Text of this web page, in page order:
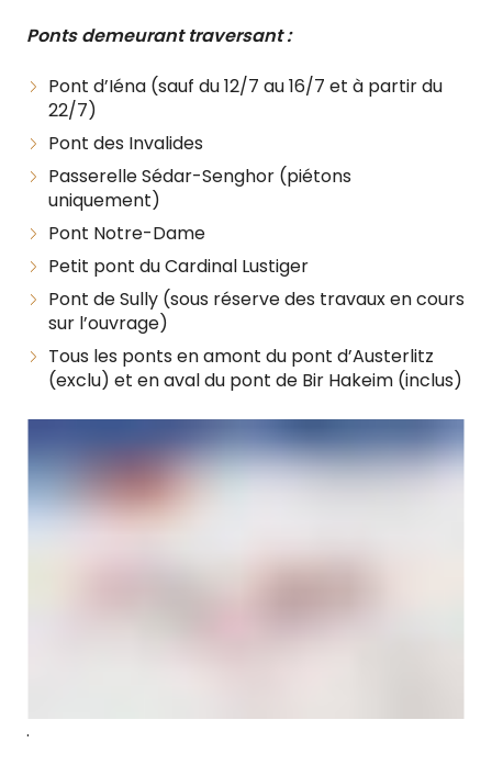
Ponts demeurant traversant :
Pont d’Iéna (sauf du 12/7 au 16/7 et à partir du
22/7)
Pont des Invalides
Passerelle Sédar-Senghor (piétons
uniquement)
Pont Notre-Dame
Petit pont du Cardinal Lustiger
Pont de Sully (sous réserve des travaux en cours
sur l’ouvrage)
Tous les ponts en amont du pont d’Austerlitz
(exclu) et en aval du pont de Bir Hakeim (inclus)
.